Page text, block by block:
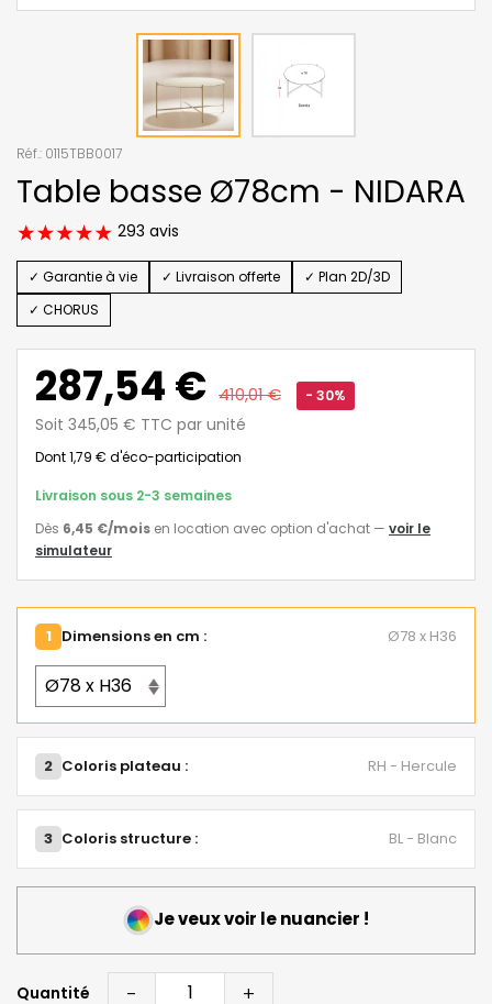
Réf.: 0115TBB0017
Table basse Ø78cm - NIDARA
293 avis
✓ Garantie à vie ✓ Livraison offerte
✓ Plan 2D/3D
✓ CHORUS
287,54 € 410,01 € - 30%
Soit 345,05 € TTC par unité
Dont 1,79 € d'éco-participation
Livraison sous 2-3 semaines
Dès 6,45 €/mois en location avec option d'achat — voir le
simulateur
1 Dimensions en cm : Ø78 x H36
2 Coloris plateau : RH - Hercule
3 Coloris structure : BL - Blanc
Je veux voir le nuancier !
Quantité - +